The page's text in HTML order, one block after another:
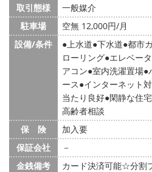
取引態様
一般媒介
駐車場
空無 12,000円/月
設備/条件
上水道 下水道 都市
ローリング エレベー
アコン 室内洗濯置場
ース インターネット
当たり良好 閑静な住
高齢者相談
保 険
加入要
保証会社
－
金銭備考
カード決済可能☆分割